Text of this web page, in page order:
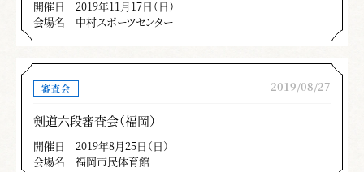
審査員の寸評（剣道形）
今回、東京における剣道形を担当しました。
そこで感じたことを述べます。せっかく実技審
査で合格して、形審査で不合格になるというこ
とは非常に残念に思います。合格した人達にも
剣道理念に示されている、剣の理法の修錬をど
開催日
2019年11月17日（日）
会場名
中村スポーツセンター
審査会 2019/08/27
剣道六段審査会（福岡）
開催日
2019年8月25日（日）
会場名
福岡市民体育館